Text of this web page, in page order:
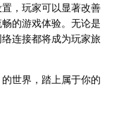
，玩家可以显著改善
的游戏体验。无论是
连接都将成为玩家旅
世界，踏上属于你的